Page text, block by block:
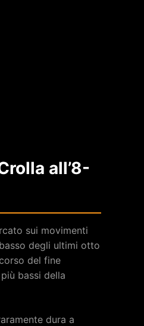
all’8-
sui movimenti
degli ultimi otto
del fine
bassi della
dura a